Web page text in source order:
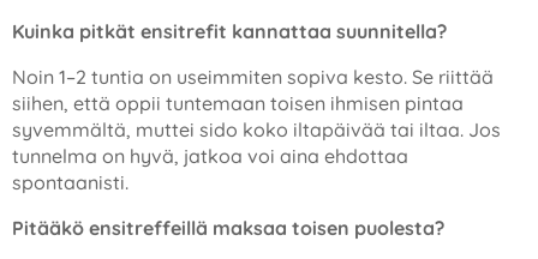
Kuinka pitkät ensitrefit kannattaa suunnitella?
Noin 1–2 tuntia on useimmiten sopiva kesto. Se riittää
siihen, että oppii tuntemaan toisen ihmisen pintaa
syvemmältä, muttei sido koko iltapäivää tai iltaa. Jos
tunnelma on hyvä, jatkoa voi aina ehdottaa
spontaanisti.
Pitääkö ensitreffeillä maksaa toisen puolesta?